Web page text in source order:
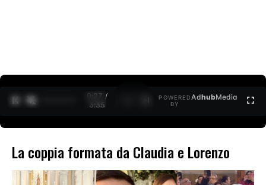
0:27 /
3:35
POWERED
BY
AdhubMedia
La coppia formata da Claudia e Lorenzo